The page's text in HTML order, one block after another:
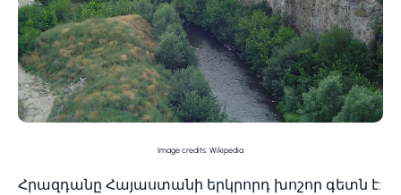
Image credits: Wikipedia
Հրազդանը Հայաստանի երկրորդ խոշոր գետն է: